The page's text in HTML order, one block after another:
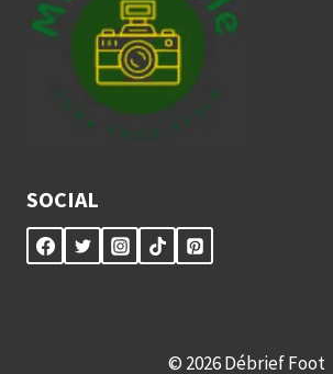
SOCIAL
© 2026 Débrief Foot